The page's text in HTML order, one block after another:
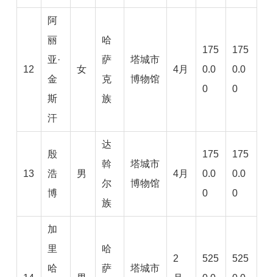
12
阿
丽
亚·
金
斯
汗
女
哈
萨
克
族
塔城市
博物馆
4月
175
0.0
0
175
0.0
0
13
殷
浩
博
男
达
斡
尔
族
塔城市
博物馆
4月
175
0.0
0
175
0.0
0
加
里
哈
哈
萨
塔城市
2
525
525